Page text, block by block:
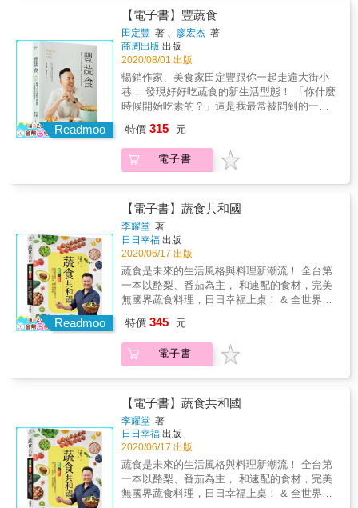
特小麥回味湯／普羅旺斯燉菜／紅豆番茄燉蛋
／義式烘蛋／番茄派／碧綠薄餅／鷹嘴豆咖哩
／綠塔吉鍋／蔬食漢堡／綠意手抓飯／墨西哥
塔可餅／越南蕎麥米線／豆排／酥炸豆腐／義
式大麥燉飯／甜椒餡餅／金黃豆糊／蔬食串燒
● 甜點 鷹嘴豆巧克力蛋糕／超勁量松露球／司
康／莓果藜麥糊／超級馬芬／格子鬆餅／藍蛋
淋／杏仁酥餅／無敵布朗尼
一、兩種香菜細末來提味，最後添些酥脆口感
的食材，為餐點留下一抹餘韻。 【料理精選】
● 開胃小點與前菜 碧綠鷹嘴豆泥／蔬食餅排／
孟買風味小點／綠魚子醬風味普切塔／日式芝
麻紅豆捲／烤毛豆／蔬菜捲／中東風味油炸鷹
嘴豆丸子／布利尼薄餅／花豆普切塔／墨西哥
捲餅／蔬食春捲／墨西哥薄餅／綠披薩／湯品
與沙拉／義式鷹嘴豆雜菜湯／綠甜心／珊瑚紅
椰奶／義大利雜菜湯／春綠濃湯／無敵高湯／
季風情／墨西哥沙拉／印加風味塔布勒沙拉／
紅珍珠大麥／酥烤土司豆腐／群島沙拉／碧綠
丼飯／斯佩爾特小麥沙拉 ● 主菜 墨西哥風味蔬
印度香辣豆泥糊／番茄皇帝豆回味湯／斯佩爾
特小麥回味湯／普羅旺斯燉菜／紅豆番茄燉蛋
／義式烘蛋／番茄派／碧綠薄餅／鷹嘴豆咖哩
／綠塔吉鍋／蔬食漢堡／綠意手抓飯／墨西哥
塔可餅／越南蕎麥米線／豆排／酥炸豆腐／義
式大麥燉飯／甜椒餡餅／金黃豆糊／蔬食串燒
● 甜點 鷹嘴豆巧克力蛋糕／超勁量松露球／司
白奶昔／豆腐風味法式土司／輕糖巧克力冰淇
淋／杏仁酥餅／無敵布朗尼
錄，分享改變食物選擇，蔬食一樣能增肌減
脂，身心靈更加美好！ 2.&獨家設計70道養顏
美味全植物私房食譜，主食X桌菜X點心X湯品
多樣組合！ 3.&搭配「勻體運動計畫」，粉絲
實證最有效New Me減脂運動指導！ 4.&全植物
飲食貼心QA整理，詳細解說釋疑！& *** 各界
推薦： 隨著時代進步，「無肉不歡」的飲食觀
念大大地改變，不僅要吃得好，更要吃得健
康，透過多元的烹調方式，以及正確的食材選
用，打造出蔬食新面貌，也能夠「無肉亦可
歡」。──文青主廚Jerry陳昆煌
（Vegan）風潮」，此飲食法最重要的概念就是
「零動物產品」。 藉由「全植物飲食」，不只
能讓身體機能恢復「平衡」、「乾淨」與「營
養」，並且在了解全植物飲食背後的動機──對
地球的友好、對動物的善意、對環境的潛移默
化，都能讓我更堅定地執行「全植物飲食計
畫」。 執行全植物飲食，同樣能夠享受飲食的
美好與口腹之慾，在執行計畫的過程中，會更
關心自己的身體狀況，懂得聆聽需求而進食，
風潮不只是一種流行性的飲食方式，而是一種
態度、一種主張。你準備好跟我一起開始Vegan
Life了嗎？ ／本書特色／ 1.&作者親身體驗紀
錄，分享改變食物選擇，蔬食一樣能增肌減
脂，身心靈更加美好！ 2.&獨家設計70道養顏
美味全植物私房食譜，主食X桌菜X點心X湯品
多樣組合！ 3.&搭配「勻體運動計畫」，粉絲
實證最有效New Me減脂運動指導！ 4.&全植物
飲食貼心QA整理，詳細解說釋疑！& *** 各界
推薦： 隨著時代進步，「無肉不歡」的飲食觀
念大大地改變，不僅要吃得好，更要吃得健
康，透過多元的烹調方式，以及正確的食材選
用，打造出蔬食新面貌，也能夠「無肉亦可
歡」。──文青主廚Jerry陳昆煌
Readmoo
【電子書】豐蔬食
田定豐 著 、 廖宏杰 著
商周出版 出版
2020/08/01 出版
暢銷作家、美食家田定豐跟你一起走遍大街小
巷， 發現好好吃蔬食的新生活型態！ 「你什麼
時候開始吃素的？」這是我最常被問到的一個
二十多年前，那段黑色的日子。但我並不害怕
想起那段日子，就是因為有那些經歷，我轉而
開始吃素，成就了現在的我──一個更好版本的
這一項堅持漸漸內化成了我的動力，一點一滴
改變了我，擺脫了過去金童的標籤、變得踏
實。我的失眠、憂鬱症不知不覺地不藥而癒，
而這一切改變的起始，來自我從未給自己制
約，因為制約形成秩序，秩序會框架住人。而
吃素的過程中，我不僅真正得到了自由，更清
楚我應該去做的事，從此變得踏實，不再漫無
目的。」 基於一個讓世界更美好的價值信仰，
就從一周吃一天的蔬食開始！ 想嘗試改變飲食
就是一種意志力的展現。我們的意志力可以展
現在生活中其他的部分，可以改變很多事情的
結果，我們可以從吃蔬食這種小事開始嘗試。
得葷食比較豐盛，會認為世界上有這麼多美食
可以享受，為什麼要「放棄」？事實上蔬食是
讓世界變好的其中一個方向，我們要做的就是
讓蔬食變成眾多美食的選項之一，世界就會開
始美好了，就這麼簡單。 蔬食吃什麼？ 我常在
臉書上分享自己去了哪一家餐廳，吃了什麼好
食，臉書上的朋友一看都會嚇一跳，紛紛留言
特價 315 元
電子書
Readmoo
【電子書】蔬食共和國
李耀堂 著
日日幸福 出版
2020/06/17 出版
蔬食是未來的生活風格與料理新潮流！ 全台第
一本以酪梨、番茄為主， 和速配的食材，完美
無國界蔬食料理，日日幸福上桌！ & 全世界都
系統健康的維生素E，和幫助維持體內血膽固醇
恆定的不飽和脂肪酸；不論是國產或是進口，
都可以運用在飲食上，食譜的變化很豐富。 &
不論單吃或做成各種中西料理，甚至飲品都很
適合的全方位食材。 & 酪梨只能打成酪梨牛
奶？番茄只能番茄炒蛋的家常菜？充滿創意多
元的吃法，翻轉對酪梨與番茄的刻板印象。 &
酪梨vs番茄和最速配的蔬菜（綠花椰菜、菠
菜、甜椒、胡蘿蔔、羽衣甘藍、四季豆、小黃
瓜、馬鈴薯&hellip;&hellip;）、五穀雜糧（越光
米、黑米、藜麥、黃豆、毛豆、紅豆、扁豆、
特價 345 元
電子書
【電子書】蔬食共和國
李耀堂 著
日日幸福 出版
2020/06/17 出版
蔬食是未來的生活風格與料理新潮流！ 全台第
一本以酪梨、番茄為主， 和速配的食材，完美
無國界蔬食料理，日日幸福上桌！ & 全世界都